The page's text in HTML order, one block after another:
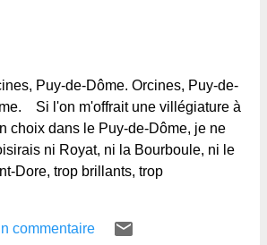
Puy-de-Dôme. Orcines, Puy-de-
Si l'on m'offrait une villégiature à
choix dans le Puy-de-Dôme, je ne
ni Royat, ni la Bourboule, ni le
Dore, trop brillants, trop
commentaire